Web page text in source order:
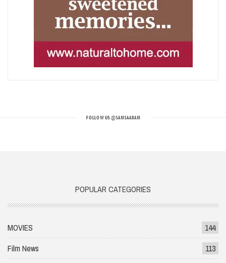
FOLLOW US@SAMSAARAM
POPULAR CATEGORIES
MOVIES
144
Film News
113